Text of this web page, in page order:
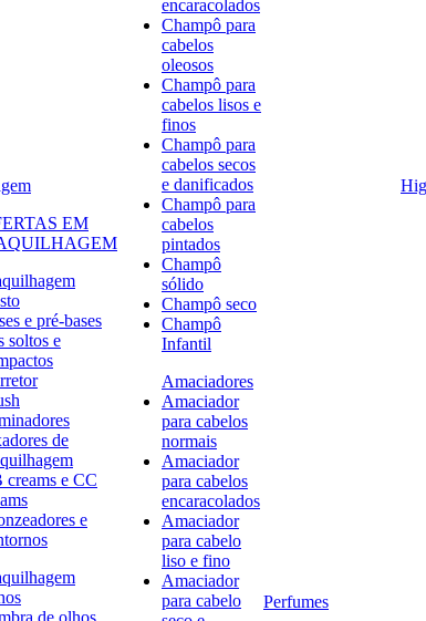
EM
e pré-bases
soltos e
de
creams e CC
e
de olhos
encaracolados
Champô para
cabelos
oleosos
Champô para
cabelos lisos e
finos
Champô para
cabelos secos
e danificados
Champô para
cabelos
pintados
Champô
sólido
Champô seco
Champô
Infantil
Amaciadores
Amaciador
para cabelos
normais
Amaciador
para cabelos
encaracolados
Amaciador
para cabelo
liso e fino
Amaciador
para cabelo
Perfumes